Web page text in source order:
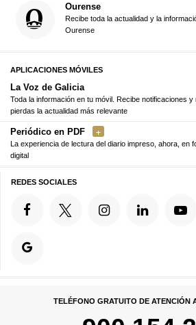
Ourense
Recibe toda la actualidad y la
Ourense
APLICACIONES MÓVILES
La Voz de Galicia
Toda la información en tu móvil. Recibe notificaciones y
pierdas la actualidad más relevante
Periódico en PDF
La experiencia de lectura del diario impreso, ahora, en
digital
REDES SOCIALES
TELÉFONO GRATUITO DE ATENCIÓN